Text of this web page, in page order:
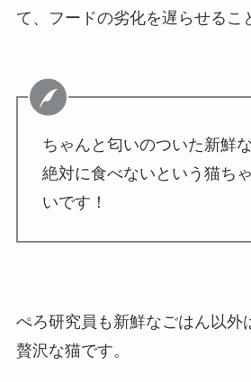
て、フードの劣化を遅らせるこ
ちゃんと匂いのついた新鮮
絶対に食べないという猫ち
いです！
ぺろ研究員も新鮮なごはん以外
贅沢な猫です。